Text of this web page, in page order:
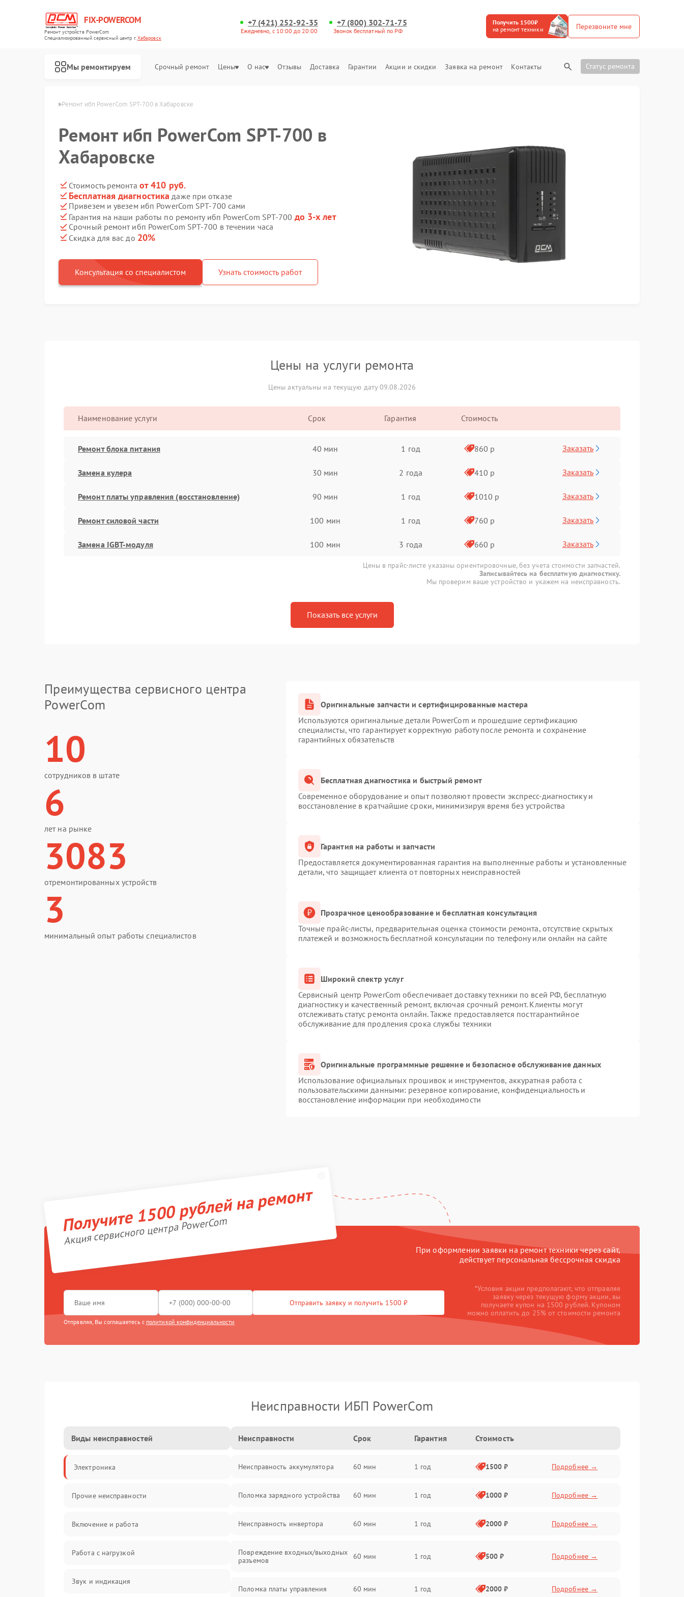
FIX-POWERCOM
Ремонт устройств PowerCom
Специализированный cервисный центр г.Хабаровск
+7 (421) 252-92-35
Ежедневно, с 10:00 до 20:00
+7 (800) 302-71-75
Звонок бесплатный по РФ
Получить 1500₽
на ремонт техники
Перезвоните мне
Мы ремонтируем Срочный ремонт Цены О нас Отзывы Доставка Гарантии Акции и скидки Заявка на ремонт Контакты Статус ремонта
Ремонт ибп PowerCom SPT-700 в Хабаровске
Ремонт ибп PowerCom SPT-700 в
Хабаровске
Стоимость ремонта от 410 руб.
Бесплатная диагностика даже при отказе
Привезем и увезем ибп PowerCom SPT-700 сами
Гарантия на наши работы по ремонту ибп PowerCom SPT-700 до 3-х лет
Срочный ремонт ибп PowerCom SPT-700 в течении часа
Скидка для вас до 20%
Консультация со специалистом Узнать стоимость работ
Цены на услуги ремонта
Цены актуальны на текущую дату 09.08.2026
Наименование услуги Срок Гарантия Стоимость
Ремонт блока питания 40 мин 1 год 860 р Заказать
Замена кулера 30 мин 2 года 410 р Заказать
Ремонт платы управления (восстановление) 90 мин 1 год 1010 р Заказать
Ремонт силовой части 100 мин 1 год 760 р Заказать
Замена IGBT-модуля 100 мин 3 года 660 р Заказать
Цены в прайс-листе указаны ориентировочные, без учета стоимости запчастей.
Записывайтесь на бесплатную диагностику.
Мы проверим ваше устройство и укажем на неисправность.
Показать все услуги
Преимущества сервисного центра
PowerCom
10
сотрудников в штате
6
лет на рынке
3083
отремонтированных устройств
3
минимальный опыт работы специалистов
Оригинальные запчасти и сертифицированные мастера
Используются оригинальные детали PowerCom и прошедшие сертификацию
специалисты, что гарантирует корректную работу после ремонта и сохранение
гарантийных обязательств
Бесплатная диагностика и быстрый ремонт
Современное оборудование и опыт позволяют провести экспресс-диагностику и
восстановление в кратчайшие сроки, минимизируя время без устройства
Гарантия на работы и запчасти
Предоставляется документированная гарантия на выполненные работы и установленные
детали, что защищает клиента от повторных неисправностей
Прозрачное ценообразование и бесплатная консультация
Точные прайс-листы, предварительная оценка стоимости ремонта, отсутствие скрытых
платежей и возможность бесплатной консультации по телефону или онлайн на сайте
Широкий спектр услуг
Сервисный центр PowerCom обеспечивает доставку техники по всей РФ, бесплатную
диагностику и качественный ремонт, включая срочный ремонт. Клиенты могут
отслеживать статус ремонта онлайн. Также предоставляется постгарантийное
обслуживание для продления срока службы техники
Оригинальные программные решение и безопасное обслуживание данных
Использование официальных прошивок и инструментов, аккуратная работа с
пользовательскими данными: резервное копирование, конфиденциальность и
восстановление информации при необходимости
Получите 1500 рублей на ремонт
Акция сервисного центра PowerCom
При оформлении заявки на ремонт техники через сайт,
действует персональная бессрочная скидка
Отправить заявку и получить 1500 ₽
Отправляя, Вы соглашаетесь с политикой конфиденциальности
*Условия акции предполагают, что отправляя
заявку через текущую форму акции, вы
получаете купон на 1500 рублей. Купоном
можно оплатить до 25% от стоимости ремонта
Неисправности ИБП PowerCom
Виды неисправностей
Электроника
Прочие неисправности
Включение и работа
Работа с нагрузкой
Звук и индикация
Неисправности Срок Гарантия Стоимость
Неисправность аккумулятора 60 мин 1 год 1500 ₽ Подробнее →
Поломка зарядного устройства 60 мин 1 год 1000 ₽ Подробнее →
Неисправность инвертора 60 мин 1 год 2000 ₽ Подробнее →
Повреждение входных/выходных
разъемов
60 мин 1 год 500 ₽ Подробнее →
Поломка платы управления 60 мин 1 год 2000 ₽ Подробнее →